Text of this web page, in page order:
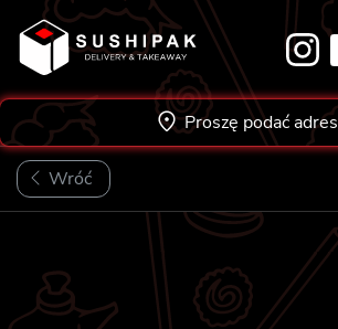
content
Proszę podać adres
Wróć